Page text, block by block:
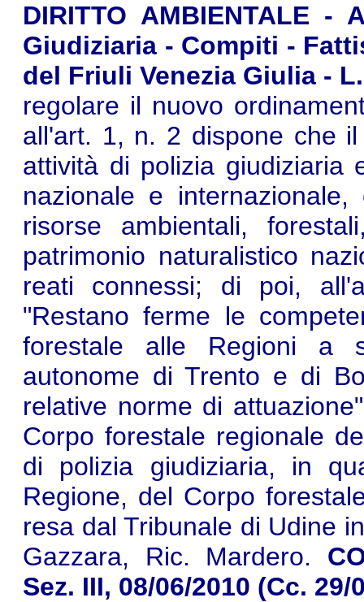
DIRITTO AMBIENTALE
Giudiziaria - Compiti -
del Friuli Venezia Giulia -
regolare il nuovo
all'art. 1, n. 2 dispone che
attività di polizia giudiziaria
nazionale e
risorse ambientali,
patrimonio naturalistico
reati connessi; di poi,
"Restano ferme le
forestale alle Regioni a
autonome di Trento e di
relative norme di
Corpo forestale regionale
di polizia giudiziaria, in
Regione, del Corpo
resa dal Tribunale di Udine
Gazzara, Ric. Mardero.
Sez. III, 08/06/2010 (Cc.